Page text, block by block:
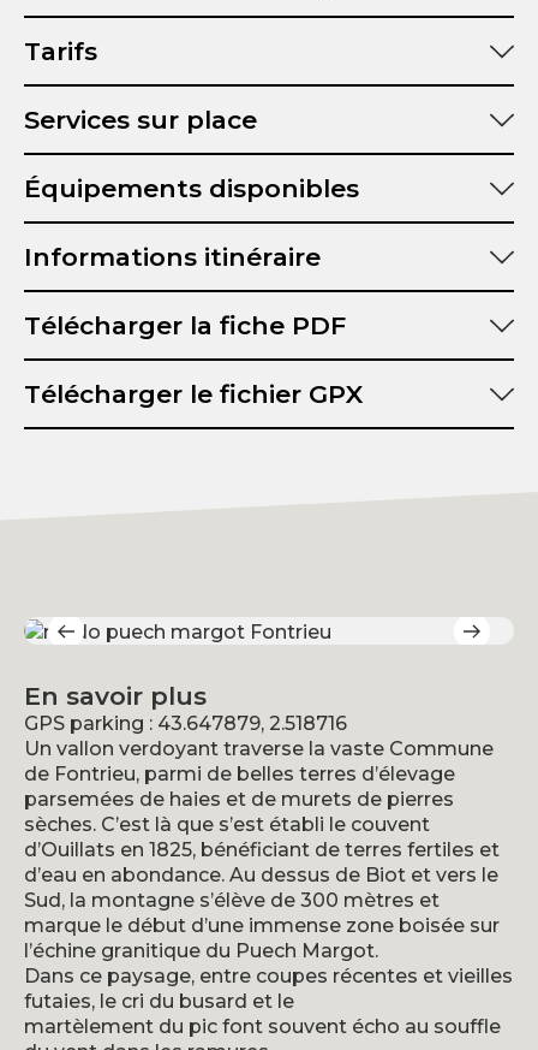
Tarifs
Services sur place
Équipements disponibles
Informations itinéraire
Durée :
Dénivelé positif :
Télécharger la fiche PDF
Télécharger le fichier GPX
En savoir plus
GPS parking : 43.647879, 2.518716
Un vallon verdoyant traverse la vaste Commune
de Fontrieu, parmi de belles terres d’élevage
parsemées de haies et de murets de pierres
sèches. C’est là que s’est établi le couvent
d’Ouillats en 1825, bénéficiant de terres fertiles et
d’eau en abondance. Au dessus de Biot et vers le
Sud, la montagne s’élève de 300 mètres et
marque le début d’une immense zone boisée sur
l’échine granitique du Puech Margot.
Dans ce paysage, entre coupes récentes et vieilles
futaies, le cri du busard et le
martèlement du pic font souvent écho au souffle